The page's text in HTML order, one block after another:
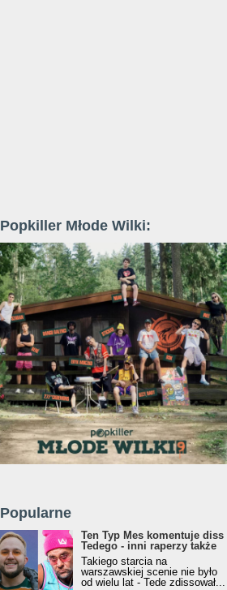
Popkiller Młode Wilki:
Popularne
Ten Typ Mes komentuje diss
Tedego - inni raperzy także
Takiego starcia na
warszawskiej scenie nie było
od wielu lat - Tede zdissował...